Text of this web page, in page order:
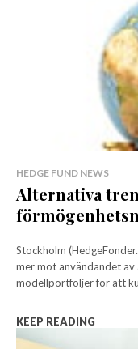
HEDGE FUND NEWS
Alternativa
Stockholm
mer mot användandet
modellportföljer för att
KEEP READING